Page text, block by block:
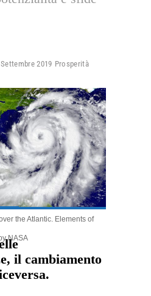
Settembre 2019 Prosperità
the Atlantic. Elements of
NASA
il cambiamento